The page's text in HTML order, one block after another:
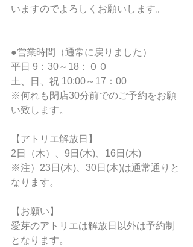
いますのでよろしくお願いします。
●営業時間（通常に戻りました）
平日 9：30～18：００
土、日、祝 10:00～17：00
※何れも閉店30分前でのご予約をお願
い致します。
【アトリエ解放日】
2日（木）、9日(木)、16日(木)
※注）23日(木)、30日(木)は通常通りと
なります。
【お願い】
愛芽のアトリエは解放日以外は予約制
となります。